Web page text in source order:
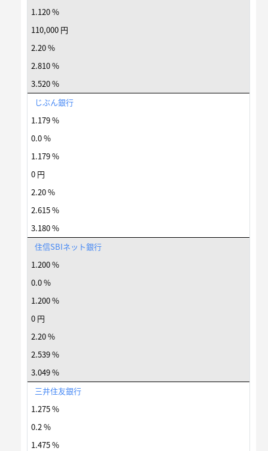
1.120 %
110,000 円
2.20 %
2.810 %
3.520 %
じぶん銀行
1.179 %
0.0 %
1.179 %
0 円
2.20 %
2.615 %
3.180 %
住信SBIネット銀行
1.200 %
0.0 %
1.200 %
0 円
2.20 %
2.539 %
3.049 %
三井住友銀行
1.275 %
0.2 %
1.475 %